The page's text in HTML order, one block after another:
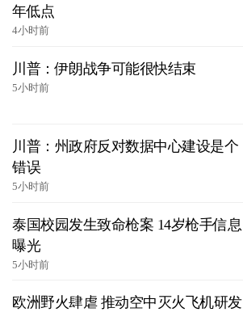
年低点
4小时前
川普：伊朗战争可能很快结束
5小时前
川普：州政府反对数据中心建设是个
错误
5小时前
泰国校园发生致命枪案 14岁枪手信息
曝光
5小时前
欧洲野火肆虐 推动空中灭火飞机研发